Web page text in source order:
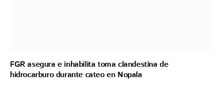
FGR asegura e inhabilita toma clandestina de
hidrocarburo durante cateo en Nopala